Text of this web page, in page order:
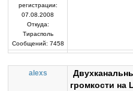
регистрации:
07.08.2008
Откуда:
Тирасполь
Сообщений: 7458
alexs
громкости на